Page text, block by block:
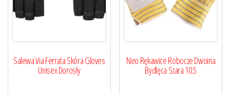
Salewa Via Ferrata Skóra Gloves
Unisex Dorosły
Neo Rękawice Robocze Dwoina
Bydlęca Szara 10.5